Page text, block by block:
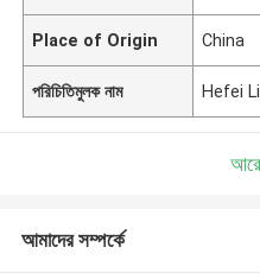
Place of Origin China
পরিচিতিমুলক নাম Hefei
আমাদের সম্পর্কে